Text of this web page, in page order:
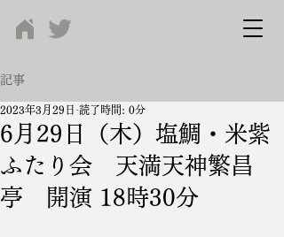
記事
6月29日（木）塩鯛・米紫
ふたり会 天満天神繁昌
亭 開演 18時30分
2023年3月29日 読了時間: 0分